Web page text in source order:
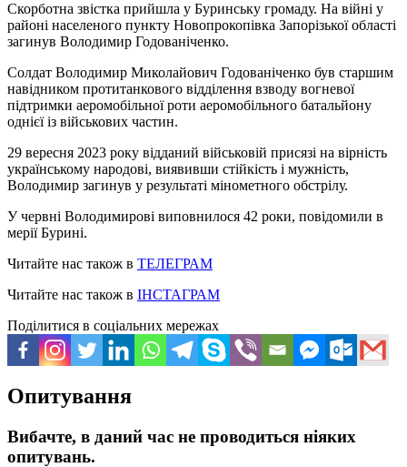
Скорботна звістка прийшла у Буринську громаду. На війні у
районі населеного пункту Новопрокопівка Запорізької області
загинув Володимир Годованіченко.
Солдат Володимир Миколайович Годованіченко був старшим
навідником протитанкового відділення взводу вогневої
підтримки аеромобільної роти аеромобільного батальйону
однієї із військових частин.
29 вересня 2023 року відданий військовій присязі на вірність
українському народові, виявивши стійкість і мужність,
Володимир загинув у результаті мінометного обстрілу.
У червні Володимирові виповнилося 42 роки, повідомили в
мерії Бурині.
Читайте нас також в ТЕЛЕГРАМ
Читайте нас також в ІНСТАГРАМ
Поділитися в соціальних мережах
Опитування
Вибачте, в даний час не проводиться ніяких
опитувань.